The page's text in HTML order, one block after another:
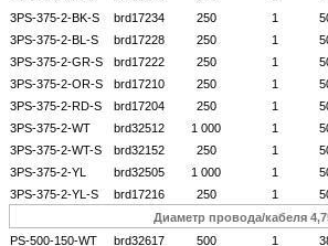
3PS-375-2-BK-S
brd17234 250 1
3PS-375-2-BL-S
brd17228 250 1
3PS-375-2-GR-S
brd17222 250 1
3PS-375-2-OR-S
brd17210 250 1
3PS-375-2-RD-S
brd17204 250 1
3PS-375-2-WT
brd32512 1 000 1
3PS-375-2-WT-S
brd32152 250 1
3PS-375-2-YL
brd32505 1 000 1
3PS-375-2-YL-S
brd17216 250 1
Диаметр провода/кабеля
PS-500-150-WT
brd32617 500 1